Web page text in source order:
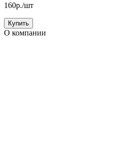
160р./шт
Купить
О компании